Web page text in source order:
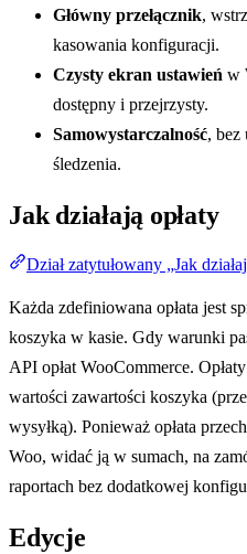
Główny przełącznik,
kasowania konfiguracji.
Czysty ekran ustawień w
dostępny i przejrzysty.
Samowystarczalność, bez
śledzenia.
Jak działają opłaty
Dział zatytułowany „Jak
Każda zdefiniowana opłata jest
koszyka w kasie. Gdy warunki
API opłat WooCommerce.
wartości zawartości koszyka
wysyłką). Ponieważ opłata
Woo, widać ją w sumach, na
raportach bez dodatkowej
Edycje